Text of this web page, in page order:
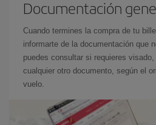
Documentación
Cuando termines la compra de tu
informarte de la documentación que
puedes consultar si requieres
cualquier otro documento, según el
vuelo.